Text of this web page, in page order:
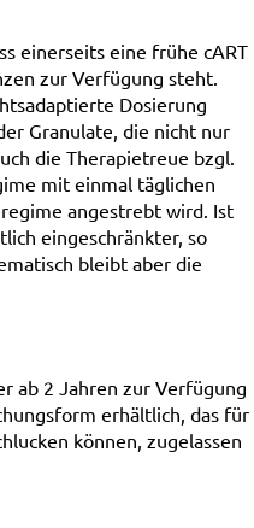
einerseits eine frühe cART
zur Verfügung steht.
Dosierung
Granulate, die nicht nur
die Therapietreue bzgl.
mit einmal täglichen
angestrebt wird. Ist
eingeschränkter, so
bleibt aber die
ab 2 Jahren zur Verfügung
erhältlich, das für
können, zugelassen